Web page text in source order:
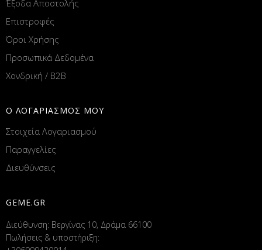
Έξοδα Αποστολής
Επιστροφές
Όροι Χρήσης
Προσωπικά Δεδομένα
Χονδρική / B2B
Ο ΛΟΓΑΡΙΑΣΜΟΣ ΜΟΥ
Στοιχεία Λογαριασμού
Παραγγελίες
Διευθύνσεις
GEME.GR
Διεύθυνση: Βεργίνας 10, Δράμα 66100
Πωλήσεις & υποστήριξη: